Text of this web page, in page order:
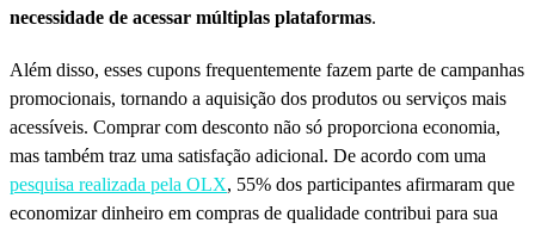
necessidade de acessar múltiplas plataformas.
Além disso, esses cupons frequentemente fazem parte de campanhas
promocionais, tornando a aquisição dos produtos ou serviços mais
acessíveis. Comprar com desconto não só proporciona economia,
mas também traz uma satisfação adicional. De acordo com uma
pesquisa realizada pela OLX, 55% dos participantes afirmaram que
economizar dinheiro em compras de qualidade contribui para sua